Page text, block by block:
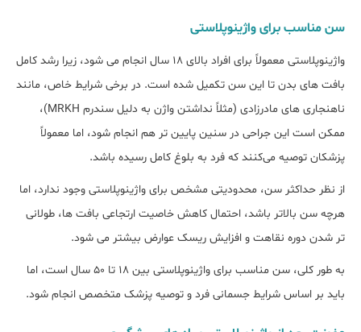
سن مناسب برای واژینوپلاستی
واژینوپلاستی معمولاً برای افراد بالای ۱۸ سال انجام می ‌شود، زیرا رشد کامل
بافت ‌های بدن تا این سن تکمیل شده است. در برخی شرایط خاص، مانند
ناهنجاری ‌های مادرزادی (مثلاً نداشتن واژن به دلیل سندرم MRKH)،
ممکن است این جراحی در سنین پایین ‌تر هم انجام شود، اما معمولاً
پزشکان توصیه می‌کنند که فرد به بلوغ کامل رسیده باشد.
از نظر حداکثر سن، محدودیتی مشخص برای واژینوپلاستی وجود ندارد، اما
هرچه سن بالاتر باشد، احتمال کاهش خاصیت ارتجاعی بافت ‌ها، طولانی
‌تر شدن دوره نقاهت و افزایش ریسک عوارض بیشتر می‌ شود.
به‌ طور کلی، سن مناسب برای واژینوپلاستی بین ۱۸ تا ۵۰ سال است، اما
باید بر اساس شرایط جسمانی فرد و توصیه پزشک متخصص انجام شود.